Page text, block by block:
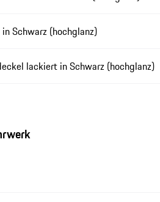
Schwarz (hochglanz)
lackiert in Schwarz (hochglanz)